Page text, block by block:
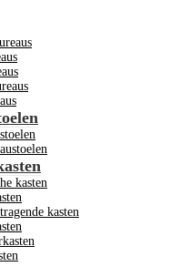
kasten
kasten